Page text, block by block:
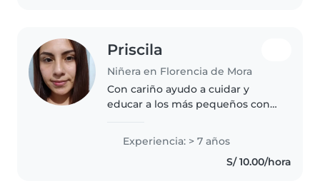
Priscila
Niñera en Florencia de Mora
Con cariño ayudo a cuidar y
educar a los más pequeños con
Tengo 7 años de experiencia en
situaciones reales con bebés,
niños pequeños, preescolares..
Experiencia: > 7 años
S/ 10.00/hora